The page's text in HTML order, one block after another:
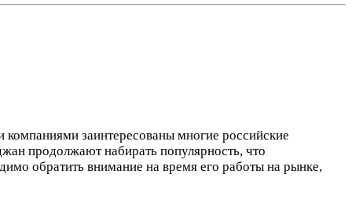
заинтересованы многие российские
продолжают набирать популярность, что
обратить внимание на время его работы на рынке,